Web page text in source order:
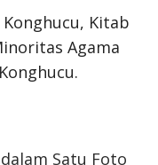
Konghucu, Kitab
Agama
Satu Foto